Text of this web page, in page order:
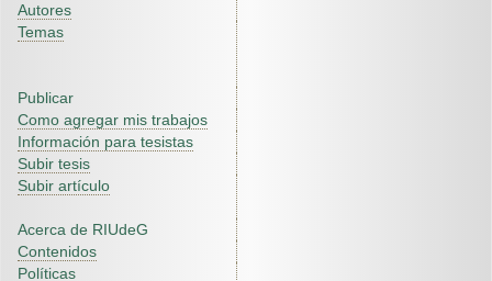
Autores
Temas
Publicar
Como agregar mis trabajos
Información para tesistas
Subir tesis
Subir artículo
Acerca de RIUdeG
Contenidos
Políticas